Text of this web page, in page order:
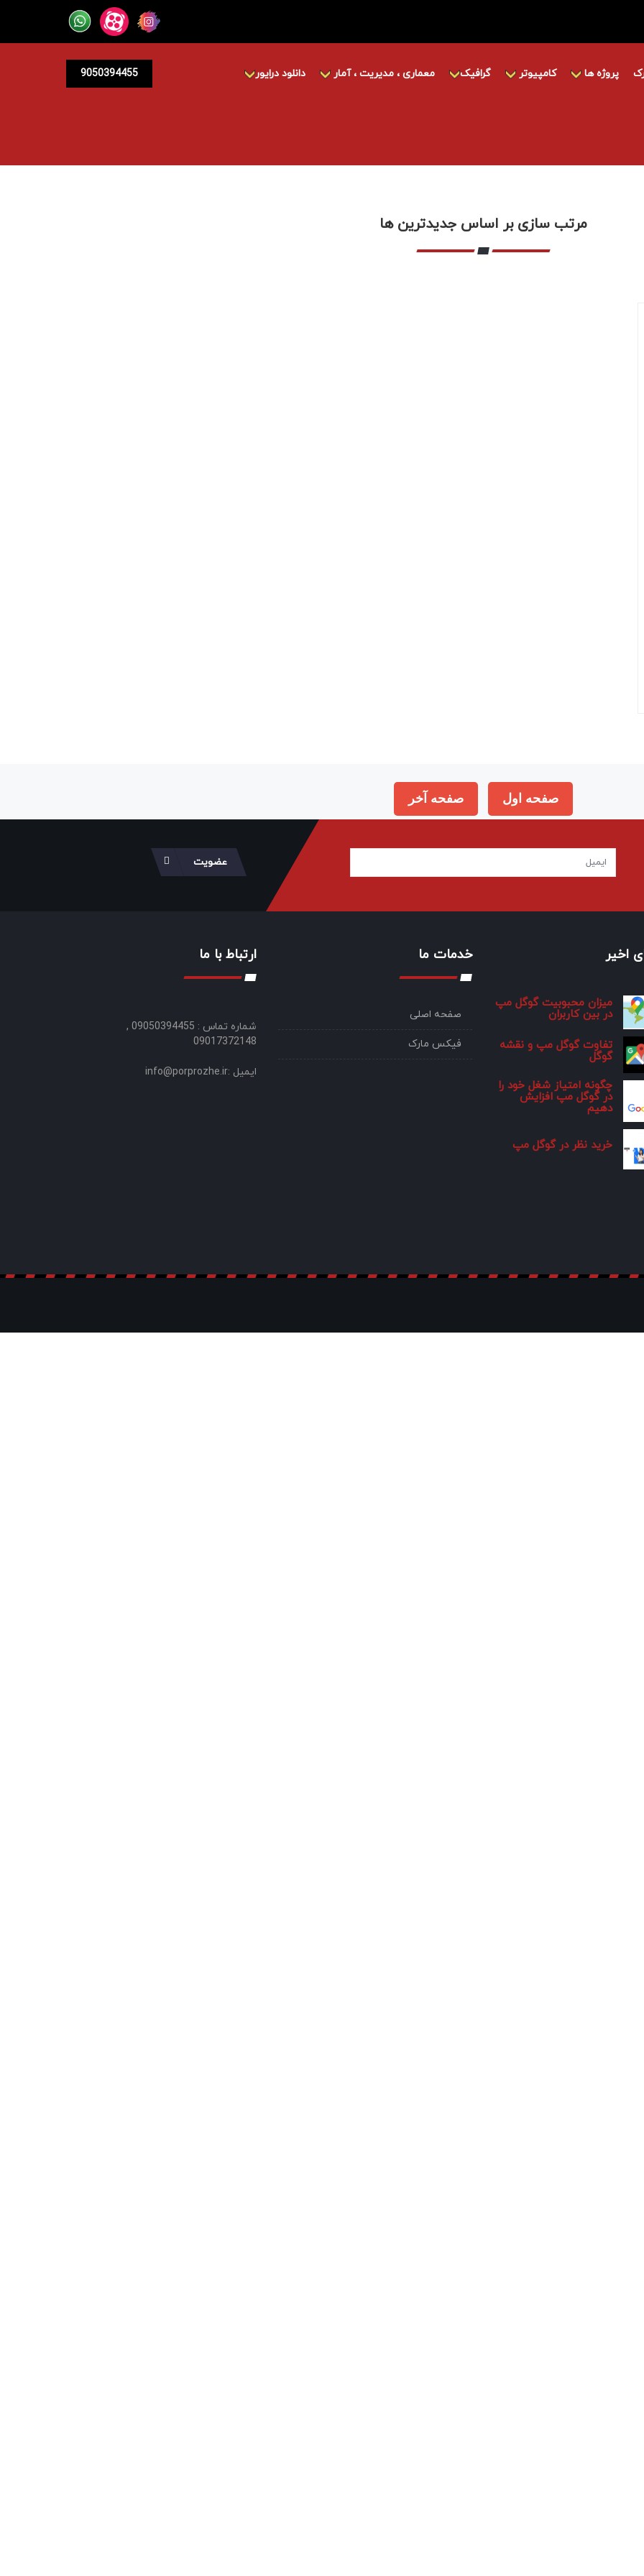
9050394455 پروژه ها کامپیوتر گرافیک معماری ، مدیریت ، آمار دانلود درایور
مرتب سازی بر اساس جدیدترین ها
صفحه اول صفحه آخر
عضویت
اخیر
میزان محبوبیت گوگل مپ
در بین کاربران
تفاوت گوگل مپ و نقشه
گوگل
چگونه امتیاز شغل خود را
در گوگل مپ افزایش
دهیم
خرید نظر در گوگل مپ
خدمات ما
صفحه اصلی
فیکس مارک
ارتباط با ما
شماره تماس : 09050394455 ,
09017372148
ایمیل :info@porprozhe.ir